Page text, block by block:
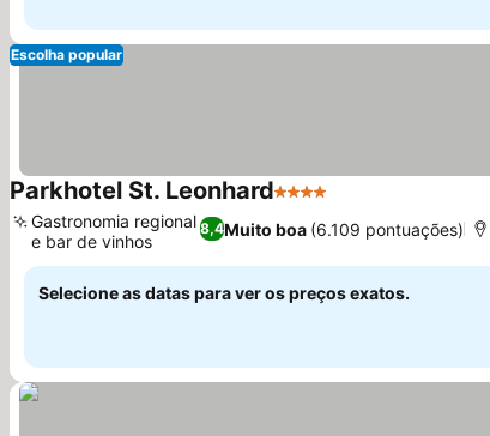
Escolha popular
Parkhotel St. Leonhard4 Estrelas
8,4Muito boa (6.109 pontuações)
Gastronomia regional
e bar de vinhos
Selecione as datas para ver os preços exatos.